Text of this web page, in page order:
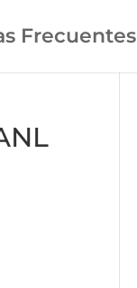
Frecuentes